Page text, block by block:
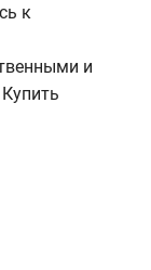
к
и